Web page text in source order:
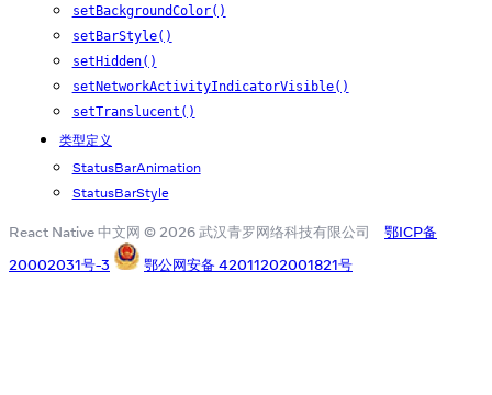
setBackgroundColor()
setBarStyle()
setHidden()
setNetworkActivityIndicatorVisible()
setTranslucent()
类型定义
StatusBarAnimation
StatusBarStyle
React Native 中文网 © 2026 武汉青罗网络科技有限公司
鄂ICP备
20002031号-3
鄂公网安备 42011202001821号